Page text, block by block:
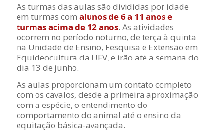
As turmas das aulas são divididas por idade
em turmas com alunos de 6 a 11 anos e
turmas acima de 12 anos. As atividades
ocorrem no período noturno, de terça à quinta
na Unidade de Ensino, Pesquisa e Extensão em
Equideocultura da UFV, e irão até a semana do
dia 13 de junho.
As aulas proporcionam um contato completo
com os cavalos, desde a primeira aproximação
com a espécie, o entendimento do
comportamento do animal até o ensino da
equitação básica-avançada.